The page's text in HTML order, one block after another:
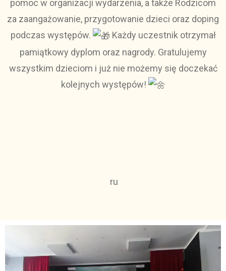
pomoc w organizacji wydarzenia, a także Rodzicom
za zaangażowanie, przygotowanie dzieci oraz doping
podczas występów.
Każdy uczestnik otrzymał
pamiątkowy dyplom oraz nagrody. Gratulujemy
wszystkim dzieciom i już nie możemy się doczekać
kolejnych występów!
ru